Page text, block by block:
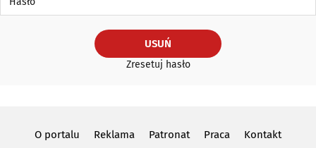
USUŃ
Zresetuj hasło
O portalu Reklama Patronat Praca
Kontakt